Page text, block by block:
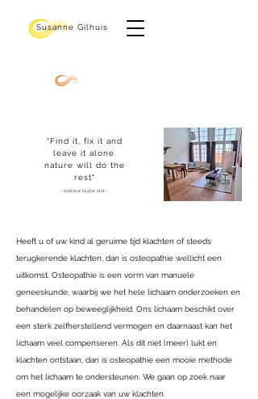
Susanne Gilhuis
"Find it, fix it and
leave it alone.
nature will do the
rest"
- andrew taylor still -
Heeft u of uw kind al geruime tijd klachten of steeds
terugkerende klachten, dan is osteopathie wellicht een
uitkomst. Osteopathie is een vorm van manuele
geneeskunde, waarbij we het hele lichaam onderzoeken en
behandelen op beweeglijkheid. Ons lichaam beschikt over
een sterk zelfherstellend vermogen en daarnaast kan het
lichaam veel compenseren. Als dit niet (meer) lukt en
klachten ontstaan, dan is osteopathie een mooie methode
om het lichaam te ondersteunen. We gaan op zoek naar
een mogelijke oorzaak van uw klachten.